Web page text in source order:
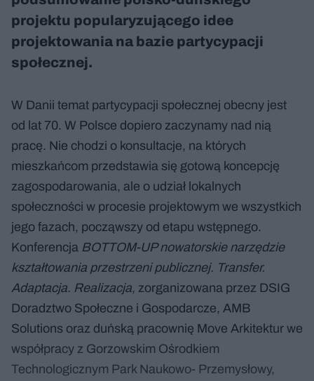
projektu popularyzującego idee
projektowania na bazie partycypacji
społecznej.
W Danii temat partycypacji społecznej obecny jest
od lat 70. W Polsce dopiero zaczynamy nad nią
pracę. Nie chodzi o konsultacje, na których
mieszkańcom przedstawia się gotową koncepcję
zagospodarowania, ale o udział lokalnych
społeczności w procesie projektowym we wszystkich
jego fazach, począwszy od etapu wstępnego.
Konferencja BOTTOM-UP nowatorskie narzędzie
kształtowania przestrzeni publicznej. Transfer.
Adaptacja. Realizacja, zorganizowana przez DSIG
Doradztwo Społeczne i Gospodarcze, AMB
Solutions oraz duńską pracownię Move Arkitektur we
współpracy z Gorzowskim Ośrodkiem
Technologicznym Park Naukowo- Przemysłowy,